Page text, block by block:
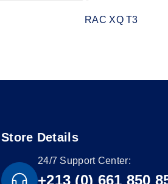
RAC XQ T3
Store Details
24/7 Support Center:
+213 (0) 661 850